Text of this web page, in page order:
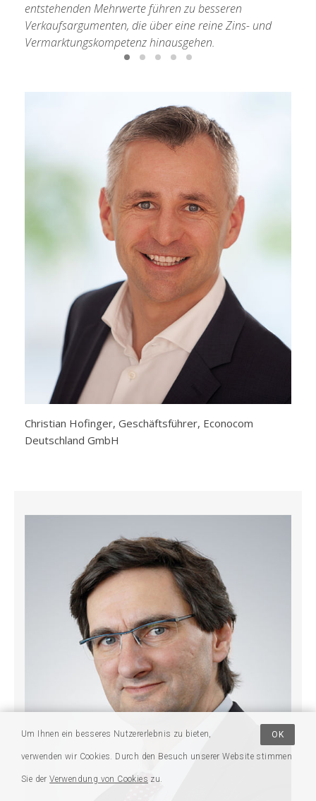
entstehenden Mehrwerte führen zu besseren
Verkaufsargumenten, die über eine reine Zins- und
Vermarktungskompetenz hinausgehen.
Christian Hofinger, Geschäftsführer, Econocom
Deutschland GmbH
OK
Um Ihnen ein besseres Nutzererlebnis zu bieten,
verwenden wir Cookies. Durch den Besuch unserer Website stimmen
Sie derVerwendung von Cookies zu.